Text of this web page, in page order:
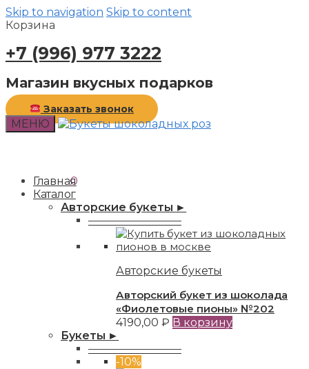
Skip to navigation Skip to content
Корзина
+7 (996) 977 3222
Магазин вкусных подарков
Заказать звонок
МЕНЮ
0,00₽0
Главная
Каталог
Авторские букеты ►
—————————
Авторские букеты
Авторский букет из шоколада
«Фиолетовые пионы» №202
4190,00 ₽ В корзину
Букеты ►
—————————
-10%